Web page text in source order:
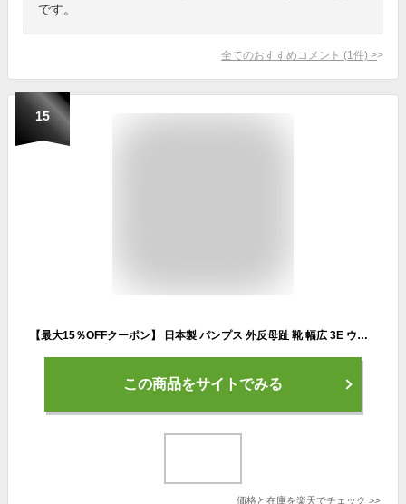
です。
全てのおすすめコメント (1 件) >
15
【最大15％OFFクーポン】 日本製 パンプス 外反母趾 靴 幅広 3E ウェッジソール 痛くない 柔らかい 長時間 疲れない 歩きやすい 走れる 軽い フォーマル スーツ オフィス 仕事 通勤 冠婚葬祭 結婚式 卒業式 入学式 大きいサイズ 黒 ブラック おしゃれ かわいい レディース靴
この商品をサイトでみる
価格と在庫を楽天でチェック >>